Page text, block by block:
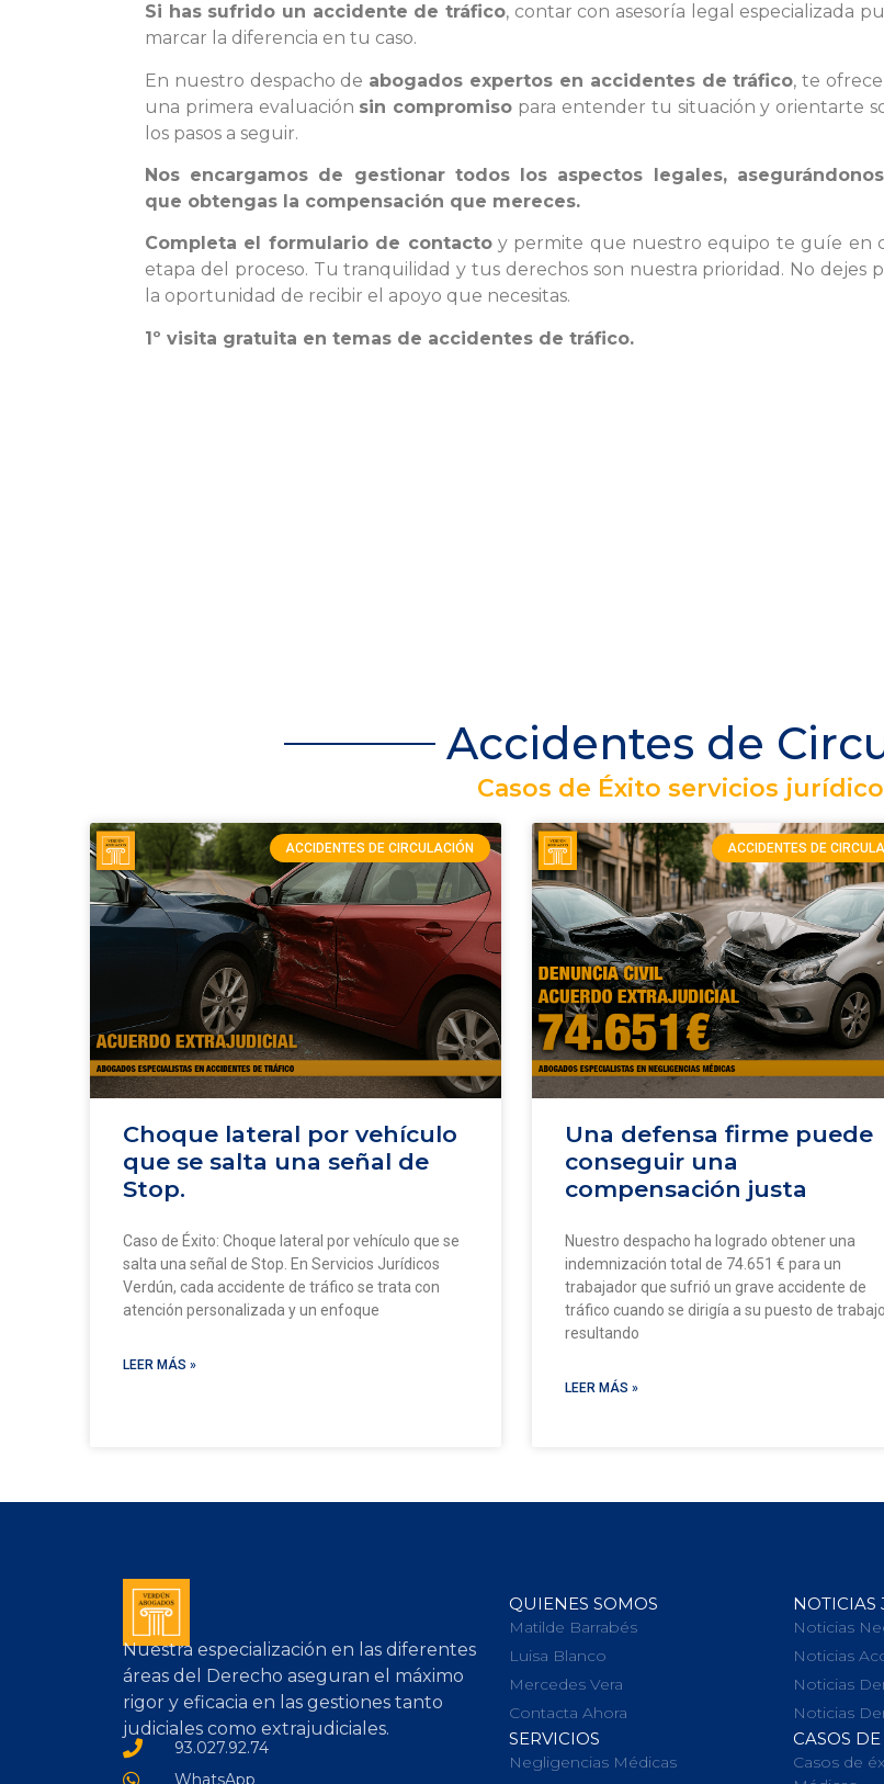
Si has sufrido un accidente de tráfico, contar con asesoría legal especializada
marcar la diferencia en tu caso.
En nuestro despacho de abogados expertos en accidentes de tráfico, te
una primera evaluación sin compromiso para entender tu situación y orientarte
los pasos a seguir.
Nos encargamos de gestionar todos los aspectos legales,
que obtengas la compensación que mereces.
Completa el formulario de contactoy permite que nuestro equipo te guíe en
etapa del proceso. Tu tranquilidad y tus derechos son nuestra prioridad. No dejes
la oportunidad de recibir el apoyo que necesitas.
1º visita gratuita en temas de accidentes de tráfico.
Accidentes de
Casos de Éxito servicios
ACCIDENTES DE CIRCULACIÓN
Choque lateral por vehículo
que se salta una señal de
Stop.
Caso de Éxito: Choque lateral por vehículo que se
salta una señal de Stop. En Servicios Jurídicos
Verdún, cada accidente de tráfico se trata con
atención personalizada y un enfoque
LEER MÁS »
ACCIDENTES DE
Una defensa firme puede
conseguir una
compensación justa
Nuestro despacho ha logrado obtener una
indemnización total de 74.651 € para un
trabajador que sufrió un grave accidente de
tráfico cuando se dirigía a su puesto de
resultando
LEER MÁS »
Nuestra especialización en las diferentes
áreas del Derecho aseguran el máximo
rigor y eficacia en las gestiones tanto
judiciales como extrajudiciales.
93.027.92.74
WhatsApp
QUIENES SOMOS
Matilde Barrabés
Luisa Blanco
Mercedes Vera
Contacta Ahora
SERVICIOS
Negligencias Médicas
NOTICIAS
Noticias
Noticias
Noticias
Noticias
CASOS
Casos de